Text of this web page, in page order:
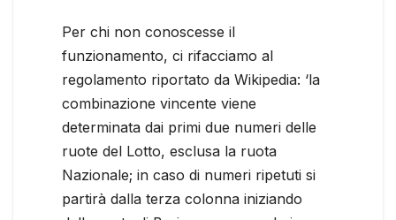
Per chi non conoscesse il
funzionamento, ci rifacciamo al
regolamento riportato da Wikipedia: ‘la
combinazione vincente viene
determinata dai primi due numeri delle
ruote del Lotto, esclusa la ruota
Nazionale; in caso di numeri ripetuti si
partirà dalla terza colonna iniziando